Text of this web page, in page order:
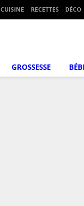
CUISINE RECETTES DÉCO
GROSSESSE